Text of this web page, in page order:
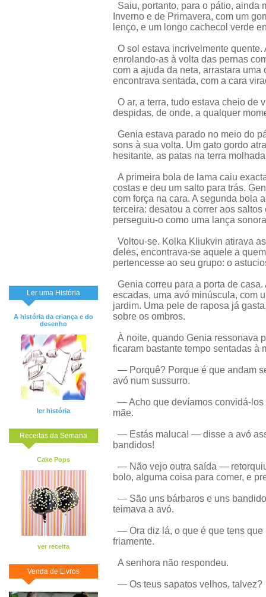
Ler uma História
A história da criança e do
desenho
ler história
Receitas da Semana
Cake Pops
ver receita
Venda de Livros
Saiu, portanto, para o pátio, ainda
Inverno e de Primavera, com um
lenço, e um longo cachecol verde
O sol estava incrivelmente
enrolando-as à volta das pernas
com a ajuda da neta, arrastara
encontrava sentada, com a cara
O ar, a terra, tudo estava cheio de
despidas, de onde, a qualquer
Genia estava parado no meio do
sons à sua volta. Um gato gordo
hesitante, as patas na terra
A primeira bola de lama caiu
costas e deu um salto para trás.
com força na cara. A segunda bola
terceira: desatou a correr aos
perseguiu-o como uma lança
Voltou-se. Kolka Kliukvin atirava
deles, encontrava-se aquele a
pertencesse ao seu grupo: o
Genia correu para a porta de
escadas, uma avó minúscula, com
jardim. Uma pele de raposa já
sobre os ombros.
À noite, quando Genia ressonava
ficaram bastante tempo sentadas à
— Porquê? Porque é que andam
avó num sussurro.
— Acho que devíamos convidá-
mãe.
— Estás maluca! — disse a avó
bandidos!
— Não vejo outra saída —
bolo, alguma coisa para comer, e
— São uns bárbaros e uns
teimava a avó.
— Ora diz lá, o que é que tens
friamente.
A senhora não respondeu.
— Os teus sapatos velhos, talvez?